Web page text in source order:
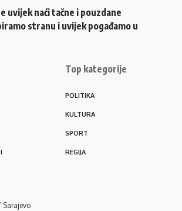
uvijek naći tačne i pouzdane
stranu i uvijek pogađamo u
Top kategorije
POLITIKA
KULTURA
SPORT
REGIJA
Sarajevo